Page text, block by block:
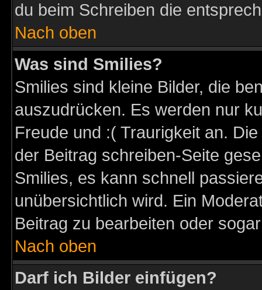
du beim Schreiben die
Nach oben
Was sind Smilies?
Smilies sind kleine Bilder, die
auszudrücken. Es werden nur
Freude und :( Traurigkeit an.
der Beitrag schreiben-Seite
Smilies, es kann schnell
unübersichtlich wird. Ein
Beitrag zu bearbeiten oder
Nach oben
Darf ich Bilder einfügen?